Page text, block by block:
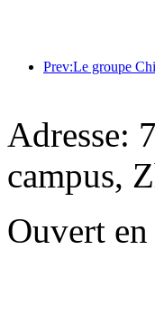
Adresse:
campus,
Ouvert